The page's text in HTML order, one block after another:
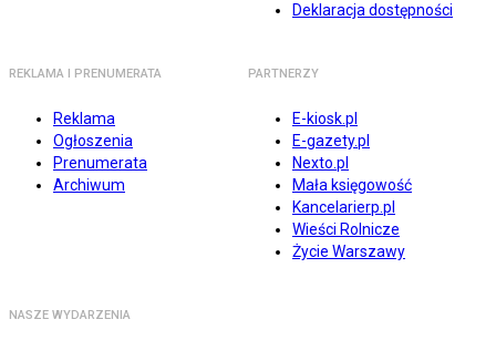
Deklaracja dostępności
REKLAMA I PRENUMERATA
Reklama
Ogłoszenia
Prenumerata
Archiwum
PARTNERZY
E-kiosk.pl
E-gazety.pl
Nexto.pl
Mała księgowość
Kancelarierp.pl
Wieści Rolnicze
Życie Warszawy
NASZE WYDARZENIA